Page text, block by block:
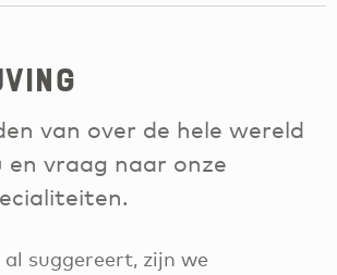
van over de hele wereld
en vraag naar onze
suggereert, zijn we